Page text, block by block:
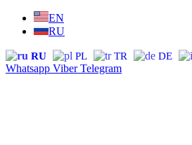
ПерейтиEN
RU
RU PL TR DE
Whatsapp Viber Telegram